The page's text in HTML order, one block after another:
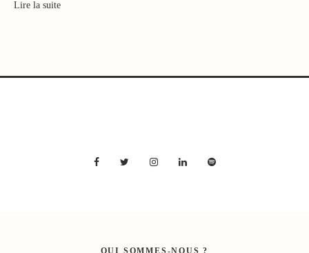
Lire la suite
QUI SOMMES-NOUS ?